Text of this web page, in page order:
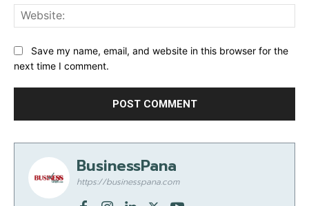
Save my name, email, and website in this browser for the
next time I comment.
BusinessPana
https://businesspana.com